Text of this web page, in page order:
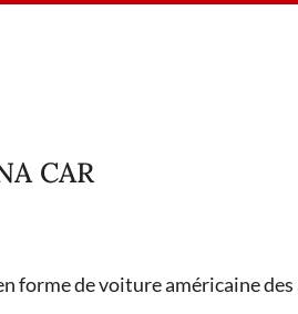
CAR
forme de voiture américaine des